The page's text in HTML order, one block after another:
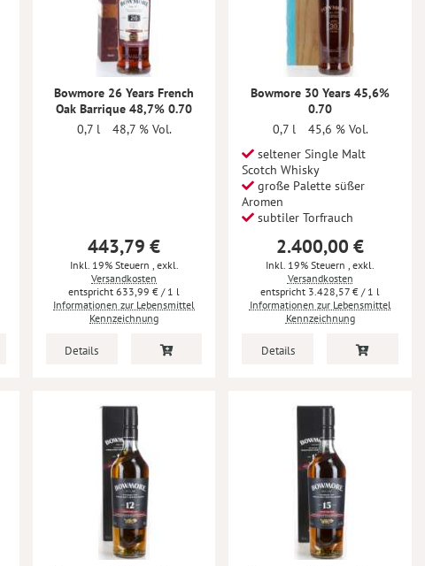
Bowmore 26 Years French
Oak Barrique 48,7% 0.70
0,7 l
48,7 % Vol.
443,79 €
Inkl. 19% Steuern exkl.
Versandkosten
633,99 € / 1 l
Informationen zur Lebensmittel
Kennzeichnung
Details
Bowmore 30 Years 45,6%
0.70
0,7 l
45,6 % Vol.
seltener Single Malt
Scotch Whisky
große Palette süßer
Aromen
subtiler Torfrauch
2.400,00 €
Inkl. 19% Steuern
exkl.
Versandkosten
3.428,57 € / 1 l
Informationen zur Lebensmittel
Kennzeichnung
Details